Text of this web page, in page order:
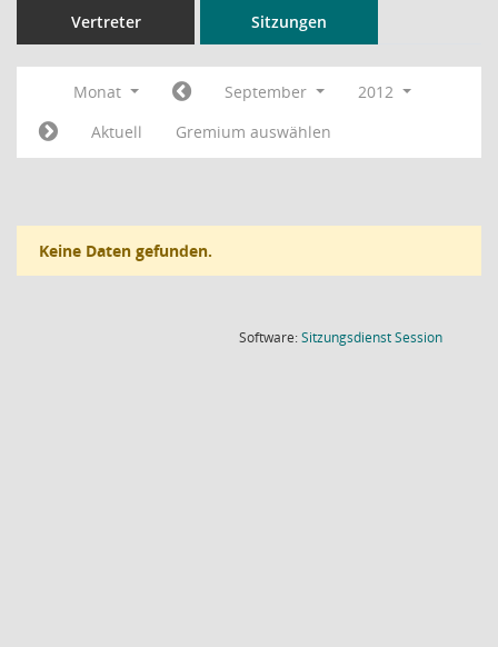
Vertreter Sitzungen
Monat September
2012
Aktuell
Gremium auswählen
Keine Daten gefunden.
Software:SitzungsdienstSession(Wird in